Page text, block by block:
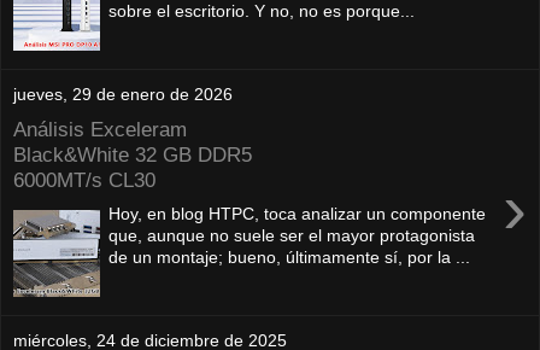
sobre el escritorio. Y no, no es porque...
jueves, 29 de enero de 2026
Análisis Exceleram
Black&White 32 GB DDR5
6000MT/s CL30
›
Hoy, en blog HTPC, toca analizar un componente
que, aunque no suele ser el mayor protagonista
de un montaje; bueno, últimamente sí, por la ...
miércoles, 24 de diciembre de 2025